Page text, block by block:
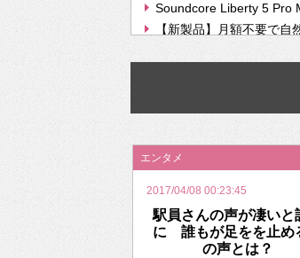
Soundcore Liberty 5 Pro
【新製品】月額不要で自
【次世代の没入感と生産
挫折率8割の壁をAIで突
2026年のバレンタインは
エンタメ
2017/04/08 00:23:45
駅員さんの声が凄いと
に 誰もが足をを止め
の声とは？